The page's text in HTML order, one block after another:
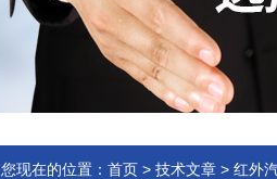
您现在的位置： 首页 > 技术文章 > 红外